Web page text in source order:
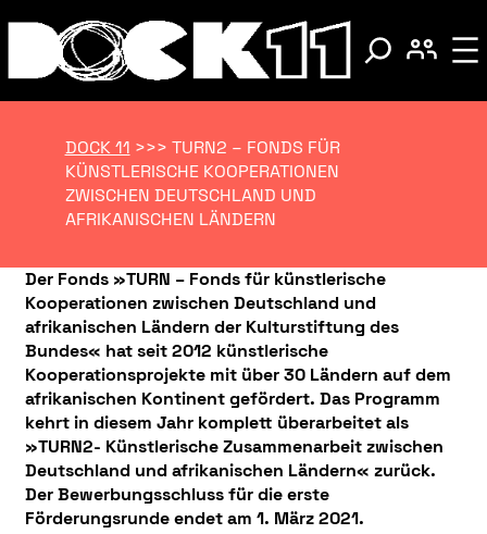
DOCK 11 >>> TURN2 – FONDS FÜR
KÜNSTLERISCHE KOOPERATIONEN
ZWISCHEN DEUTSCHLAND UND
AFRIKANISCHEN LÄNDERN
Der Fonds »TURN – Fonds für künstlerische
Kooperationen zwischen Deutschland und
afrikanischen Ländern der Kulturstiftung des
Bundes« hat seit 2012 künstlerische
Kooperationsprojekte mit über 30 Ländern auf dem
afrikanischen Kontinent gefördert. Das Programm
kehrt in diesem Jahr komplett überarbeitet als
»TURN2- Künstlerische Zusammenarbeit zwischen
Deutschland und afrikanischen Ländern« zurück.
Der Bewerbungsschluss für die erste
Förderungsrunde endet am 1. März 2021.